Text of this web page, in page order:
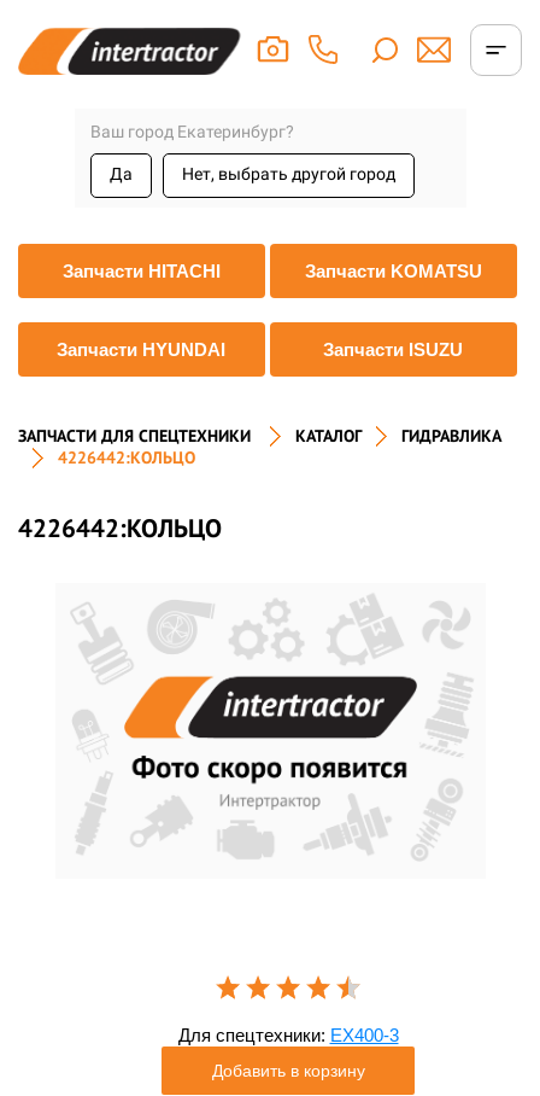
Ваш город Екатеринбург?
Да Нет, выбрать другой город
Запчасти HITACHI Запчасти KOMATSU
Запчасти HYUNDAI Запчасти ISUZU
ЗАПЧАСТИ ДЛЯ СПЕЦТЕХНИКИ КАТАЛОГ
ГИДРАВЛИКА
4226442:КОЛЬЦО
4226442:КОЛЬЦО
Для спецтехники: EX400-3
Добавить в корзину